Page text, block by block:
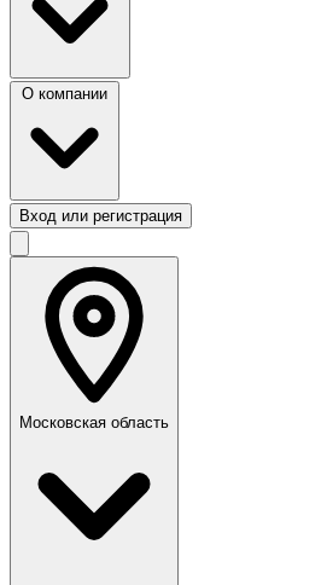
Вход или регистрация
Московская область